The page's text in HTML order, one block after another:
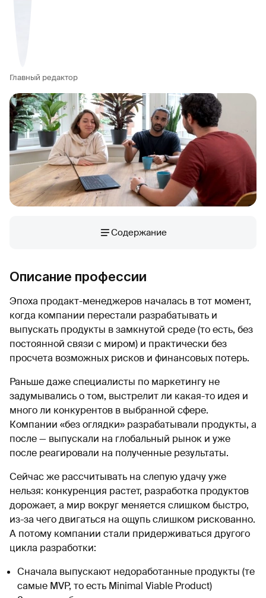
Главный редактор
Содержание
Описание профессии
Эпоха продакт-менеджеров началась в тот момент,
когда компании перестали разрабатывать и
выпускать продукты в замкнутой среде (то есть, без
постоянной связи с миром) и практически без
просчета возможных рисков и финансовых потерь.
Раньше даже специалисты по маркетингу не
задумывались о том, выстрелит ли какая-то идея и
много ли конкурентов в выбранной сфере.
Компании «без оглядки» разрабатывали продукты, а
после — выпускали на глобальный рынок и уже
после реагировали на полученные результаты.
Сейчас же рассчитывать на слепую удачу уже
нельзя: конкуренция растет, разработка продуктов
дорожает, а мир вокруг меняется слишком быстро,
из-за чего двигаться на ощупь слишком рискованно.
А потому компании стали придерживаться другого
цикла разработки:
Сначала выпускают недоработанные продукты (те
самые MVP, то есть Minimal Viable Product)